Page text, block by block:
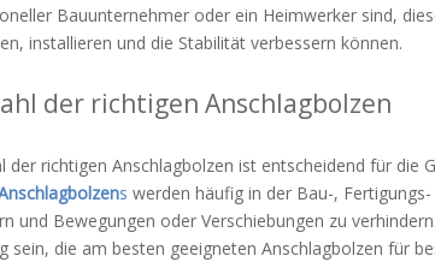
Bauunternehmer oder ein Heimwerker sind,
installieren und die Stabilität verbessern können.
der richtigen Anschlagbolzen
der richtigen Anschlagbolzen ist entscheidend für die
s werden häufig in der Bau-,
und Bewegungen oder Verschiebungen zu
sein, die am besten geeigneten Anschlagbolzen für